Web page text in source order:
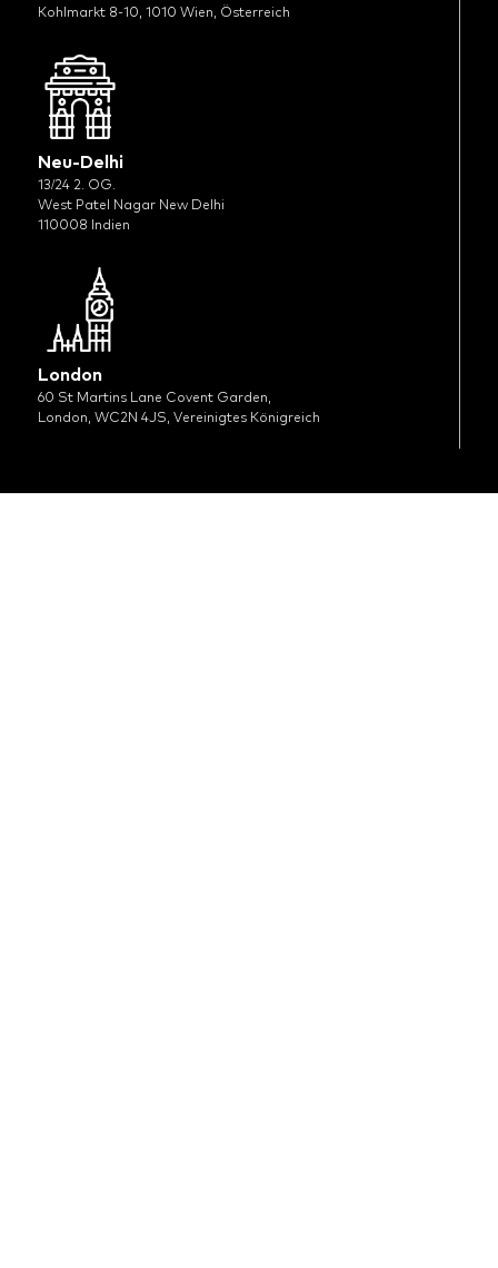
Kohlmarkt 8-10, 1010 Wien, Österreich
Neu-Delhi
13/24 2. OG.
West Patel Nagar New Delhi
110008 Indien
London
60 St Martins Lane Covent Garden,
London, WC2N 4JS, Vereinigtes Königreich